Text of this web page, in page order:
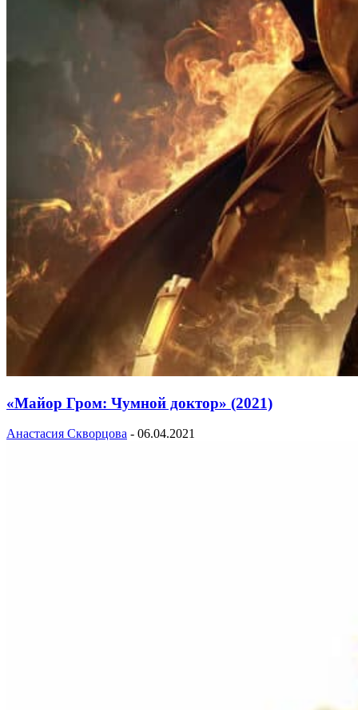
«Майор Гром: Чумной доктор» (2021)
Анастасия Скворцова - 06.04.2021